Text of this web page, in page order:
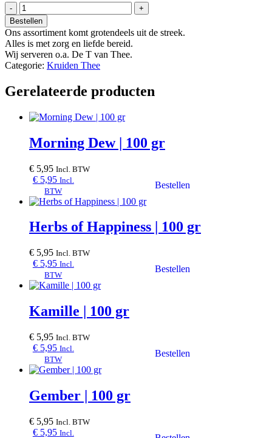
Pure
Verveine
|
100
gr
aantal
Bestellen
Ons assortiment komt grotendeels uit de streek.
Alles is met zorg en liefde bereid.
Wij serveren o.a. De T van Thee.
Categorie: Kruiden Thee
Gerelateerde producten
Morning Dew | 100 gr
€ 5,95 Incl. BTW
€5,95 Incl.
BTW
Herbs of Happiness | 100 gr
€ 5,95 Incl. BTW
€5,95 Incl.
BTW
Kamille | 100 gr
€ 5,95 Incl. BTW
€5,95 Incl.
BTW
Gember | 100 gr
€ 5,95 Incl. BTW
€5,95 Incl.